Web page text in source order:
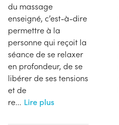
du massage
enseigné, c’est-à-dire
permettre à la
personne qui reçoit la
séance de se relaxer
en profondeur, de se
libérer de ses tensions
et de
re... Lire plus